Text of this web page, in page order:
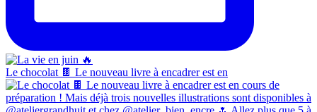
Le chocolat 🍫 Le nouveau livre à encadrer est en